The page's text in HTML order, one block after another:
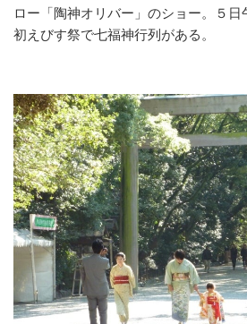
ロー「陶神オリバー」のショー。５日
初えびす祭で七福神行列がある。